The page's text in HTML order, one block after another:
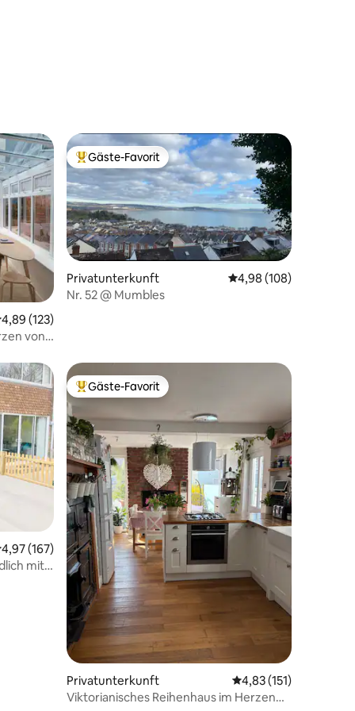
Bewertung: 4,89 von 5, 123 Bewertungen
4,89 (123)
von
Beliebter Gäste-Favorit.
Gäste-Favorit
Privatunterkunft Durchschnittliche
4,98 (108)
Nr. 52 @ Mumbles
Bewertungen
Bewertung: 4,97 von 5, 167 Bewertungen
4,97 (167)
mit
Beliebter Gäste-Favorit.
Gäste-Favorit
Privatunterkunft Durchschnittliche
4,83 (151)
Viktorianisches Reihenhaus im Herzen